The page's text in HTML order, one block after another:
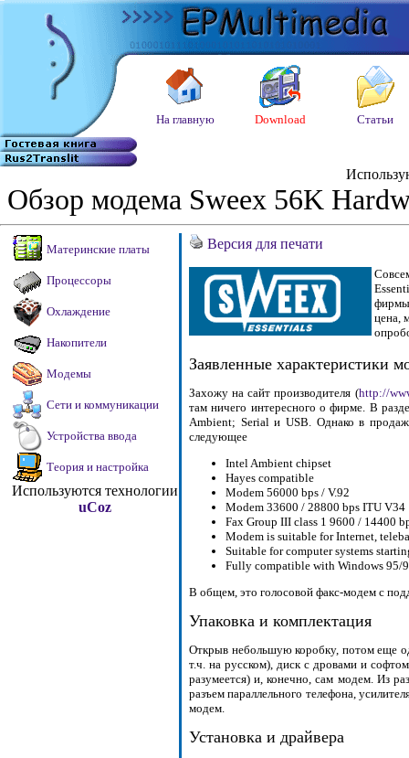
Обзор модема Sweex 56K
Версия для печати
фирмы
цена,
Заявленные характеристики
Захожу на сайт производителя (http://
там ничего интересного о фирме. В
Ambient; Serial и USB. Однако в
следующее
Intel Ambient chipset
Hayes compatible
Modem 56000 bps / V.92
Modem 33600 / 28800 bps ITU V34
Fax Group III class 1 9600 / 14400
Modem is suitable for Internet,
Suitable for computer systems
Fully compatible with Windows 95/
В общем, это голосовой факс-модем с
Упаковка и комплектация
Открыв небольшую коробку, потом еще
т.ч. на русском), диск с дровами и
разумеется) и, конечно, сам модем. Из
разъем параллельного телефона,
модем.
Установка и драйвера